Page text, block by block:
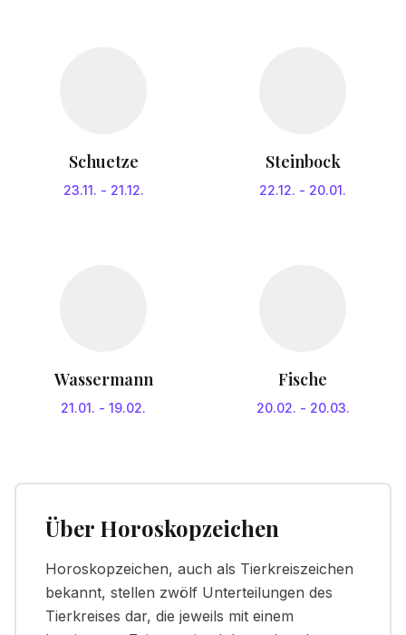
Schuetze
23.11. - 21.12.
Steinbock
22.12. - 20.01.
Wassermann
21.01. - 19.02.
Fische
20.02. - 20.03.
Über Horoskopzeichen
Horoskopzeichen, auch als Tierkreiszeichen
bekannt, stellen zwölf Unterteilungen des
Tierkreises dar, die jeweils mit einem